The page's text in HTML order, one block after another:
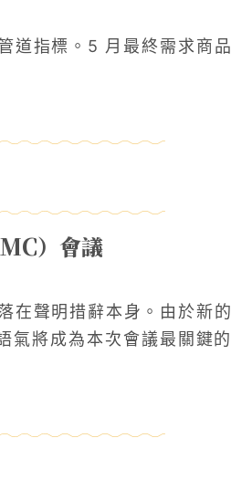
道指標。5 月最終需求商品
）會議
在聲明措辭本身。由於新的
氣將成為本次會議最關鍵的